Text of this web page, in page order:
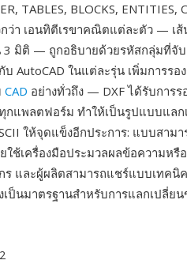
TABLES, BLOCKS, ENTITIES,
กว่า เอนทิตีเรขาคณิตแต่ละตัว — เ
3 มิติ — ถูกอธิบายด้วยรหัสกลุ่มที่
AutoCAD ในแต่ละรุ่น เพิ่มการรอ
CAD อย่างทั่วถึง — DXF ได้รับการร
แพลตฟอร์ม ทำให้เป็นรูปแบบแล
ให้จุดแข็งอีกประการ: แบบสาม
ใช้เครื่องมือประมวลผลข้อความห
และผู้ผลิตสามารถแชร์แบบเทคนิ
ป็นมาตรฐานสำหรับการแลกเปลี่ย